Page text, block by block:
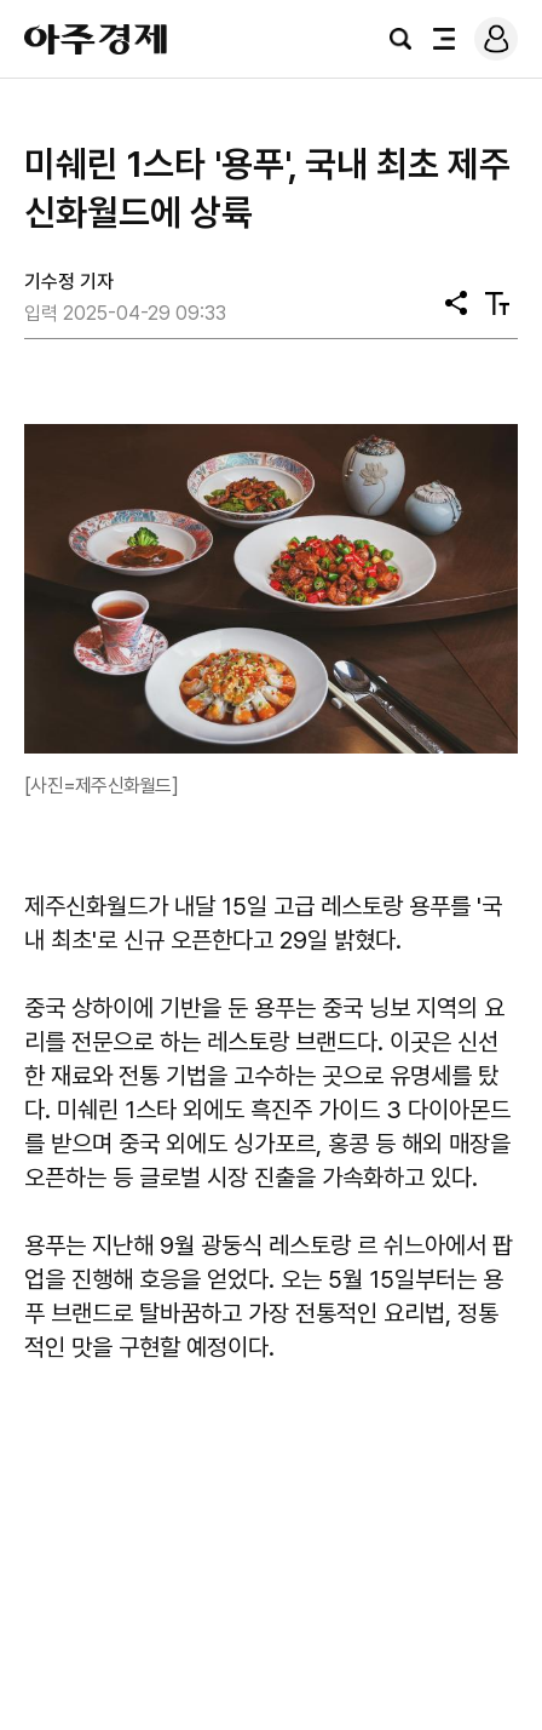
아
주
경
검
전
로
그
미쉐린 1스타 '용푸', 국내 최초 제주
신화월드에 상륙
기수정 기자
입력 2025-04-29 09:33
공
유
텍
스
[사진=제주신화월드]
제주신화월드가 내달 15일 고급 레스토랑 용푸를 '국
내 최초'로 신규 오픈한다고 29일 밝혔다.
중국 상하이에 기반을 둔 용푸는 중국 닝보 지역의 요
리를 전문으로 하는 레스토랑 브랜드다. 이곳은 신선
한 재료와 전통 기법을 고수하는 곳으로 유명세를 탔
다. 미쉐린 1스타 외에도 흑진주 가이드 3 다이아몬드
를 받으며 중국 외에도 싱가포르, 홍콩 등 해외 매장을
오픈하는 등 글로벌 시장 진출을 가속화하고 있다.
용푸는 지난해 9월 광둥식 레스토랑 르 쉬느아에서 팝
업을 진행해 호응을 얻었다. 오는 5월 15일부터는 용
푸 브랜드로 탈바꿈하고 가장 전통적인 요리법, 정통
적인 맛을 구현할 예정이다.